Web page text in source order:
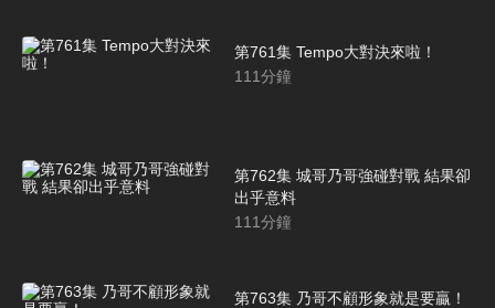
第761集 Tempo大對決來啦！
111分鐘
第762集 城哥乃哥強碰對戰 結果卻
出乎意料
111分鐘
第763集 乃哥不顧形象就是要贏！